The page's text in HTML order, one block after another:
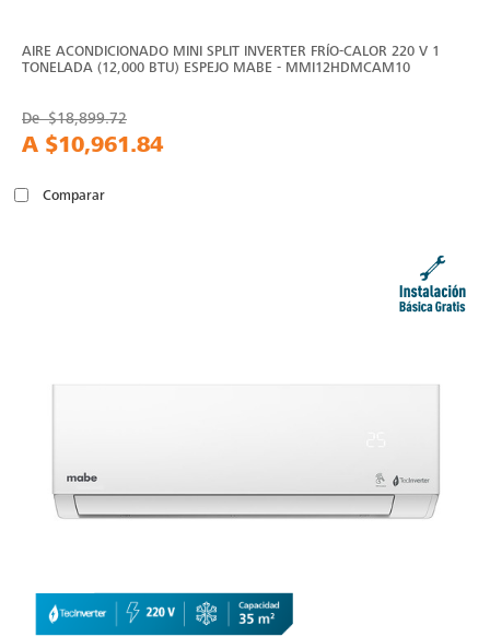
AIRE ACONDICIONADO MINI SPLIT INVERTER FRÍO-CALOR 220 V 1
TONELADA (12,000 BTU) ESPEJO MABE - MMI12HDMCAM10
De$18,899.72
A $10,961.84
Comparar